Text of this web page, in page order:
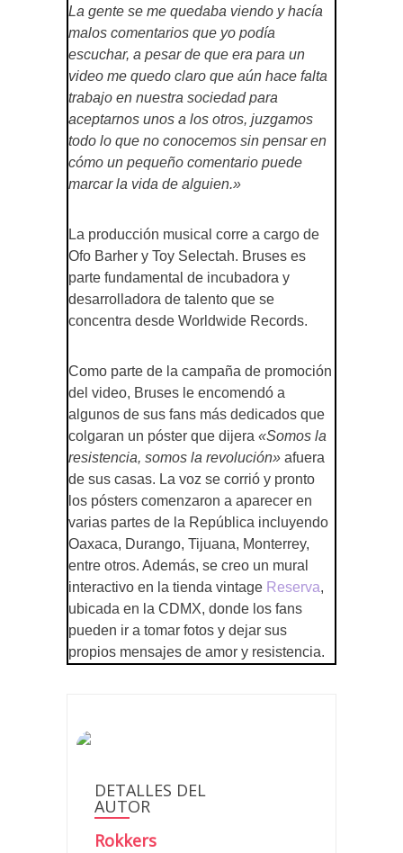
La gente se me quedaba viendo y hacía
malos comentarios que yo podía
escuchar, a pesar de que era para un
video me quedo claro que aún hace falta
trabajo en nuestra sociedad para
aceptarnos unos a los otros, juzgamos
todo lo que no conocemos sin pensar en
cómo un pequeño comentario puede
marcar la vida de alguien.»
La producción musical corre a cargo de
Ofo Barher y Toy Selectah. Bruses es
parte fundamental de incubadora y
desarrolladora de talento que se
concentra desde Worldwide Records.
Como parte de la campaña de promoción
del video, Bruses le encomendó a
algunos de sus fans más dedicados que
colgaran un póster que dijera «Somos la
resistencia, somos la revolución» afuera
de sus casas. La voz se corrió y pronto
los pósters comenzaron a aparecer en
varias partes de la República incluyendo
Oaxaca, Durango, Tijuana, Monterrey,
entre otros. Además, se creo un mural
interactivo en la tienda vintage Reserva,
ubicada en la CDMX, donde los fans
pueden ir a tomar fotos y dejar sus
propios mensajes de amor y resistencia.
DETALLES DEL
AUTOR
Rokkers